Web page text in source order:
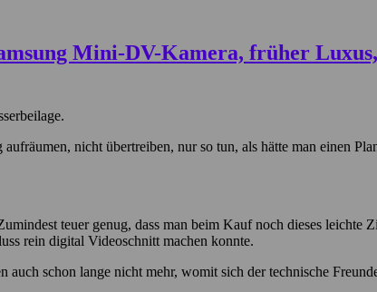
nicht übertreiben, nur so tun, als hätte man einen
teuer genug, dass man beim Kauf noch dieses
rein digital Videoschnitt machen konnte.
schon lange nicht mehr, womit sich der technische